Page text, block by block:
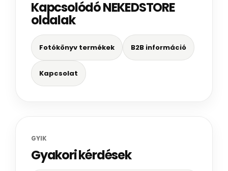
Kapcsolódó NEKEDSTORE
oldalak
Fotókönyv termékek B2B információ
Kapcsolat
GYIK
Gyakori kérdések